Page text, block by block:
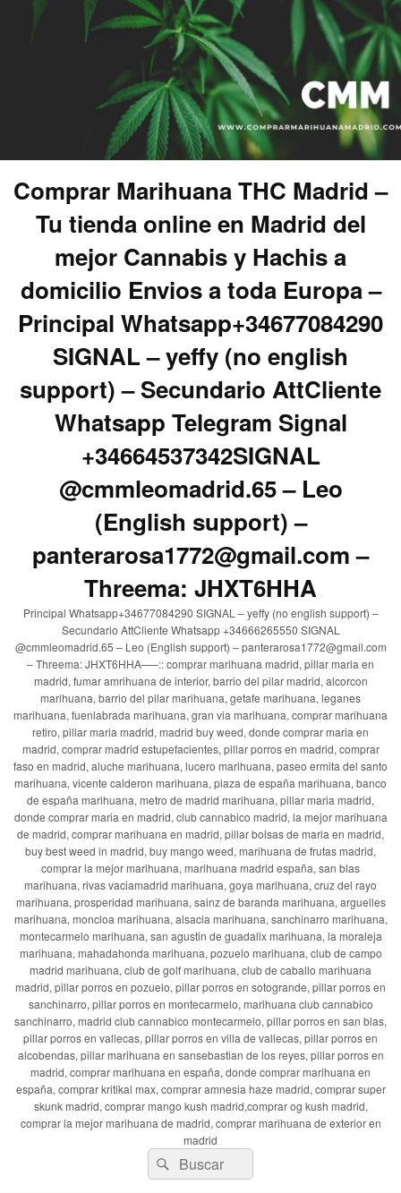
Comprar Marihuana THC Madrid –
Tu tienda online en Madrid del
mejor Cannabis y Hachis a
domicilio Envios a toda Europa –
Principal Whatsapp+34677084290
SIGNAL – yeffy (no english
support) – Secundario AttCliente
Whatsapp Telegram Signal
+34664537342SIGNAL
@cmmleomadrid.65 – Leo
(English support) –
panterarosa1772@gmail.com –
Threema: JHXT6HHA
Principal Whatsapp+34677084290 SIGNAL – yeffy (no english support) –
Secundario AttCliente Whatsapp +34666265550 SIGNAL
@cmmleomadrid.65 – Leo (English support) – panterarosa1772@gmail.com
– Threema: JHXT6HHA—–:: comprar marihuana madrid, pillar maria en
madrid, fumar amrihuana de interior, barrio del pilar madrid, alcorcon
marihuana, barrio del pilar marihuana, getafe marihuana, leganes
marihuana, fuenlabrada marihuana, gran via marihuana, comprar marihuana
retiro, pillar maria madrid, madrid buy weed, donde comprar maria en
madrid, comprar madrid estupefacientes, pillar porros en madrid, comprar
faso en madrid, aluche marihuana, lucero marihuana, paseo ermita del santo
marihuana, vicente calderon marihuana, plaza de españa marihuana, banco
de españa marihuana, metro de madrid marihuana, pillar maria madrid,
donde comprar maria en madrid, club cannabico madrid, la mejor marihuana
de madrid, comprar marihuana en madrid, pillar bolsas de maria en madrid,
buy best weed in madrid, buy mango weed, marihuana de frutas madrid,
comprar la mejor marihuana, marihuana madrid españa, san blas
marihuana, rivas vaciamadrid marihuana, goya marihuana, cruz del rayo
marihuana, prosperidad marihuana, sainz de baranda marihuana, arguelles
marihuana, moncloa marihuana, alsacia marihuana, sanchinarro marihuana,
montecarmelo marihuana, san agustin de guadalix marihuana, la moraleja
marihuana, mahadahonda marihuana, pozuelo marihuana, club de campo
madrid marihuana, club de golf marihuana, club de caballo marihuana
madrid, pillar porros en pozuelo, pillar porros en sotogrande, pillar porros en
sanchinarro, pillar porros en montecarmelo, marihuana club cannabico
sanchinarro, madrid club cannabico montecarmelo, pillar porros en san blas,
pillar porros en vallecas, pillar porros en villa de vallecas, pillar porros en
alcobendas, pillar marihuana en sansebastian de los reyes, pillar porros en
madrid, comprar marihuana en españa, donde comprar marihuana en
españa, comprar kritikal max, comprar amnesia haze madrid, comprar super
skunk madrid, comprar mango kush madrid,comprar og kush madrid,
comprar la mejor marihuana de madrid, comprar marihuana de exterior en
madrid
Buscar
por:
Buscar